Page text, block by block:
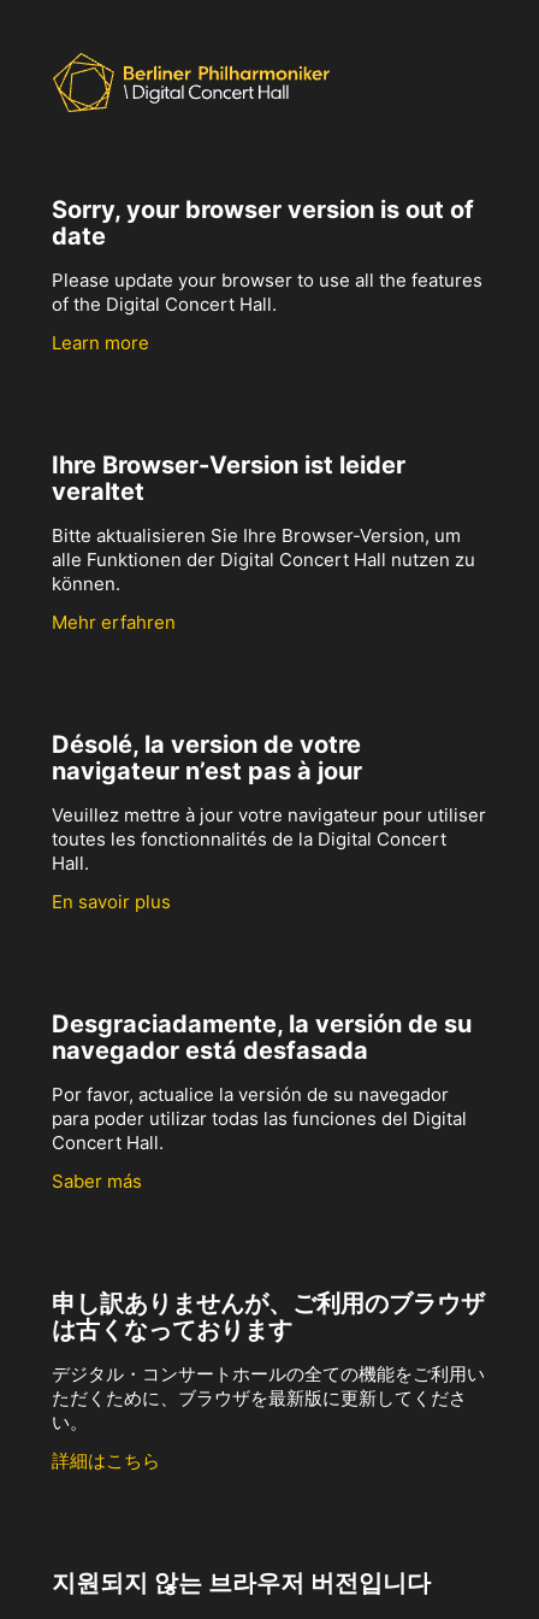
Sorry, your browser version is out of
date
Please update your browser to use all the features
of the Digital Concert Hall.
Learn more
Ihre Browser-Version ist leider
veraltet
Bitte aktualisieren Sie Ihre Browser-Version, um
alle Funktionen der Digital Concert Hall nutzen zu
können.
Mehr erfahren
Désolé, la version de votre
navigateur n’est pas à jour
Veuillez mettre à jour votre navigateur pour utiliser
toutes les fonctionnalités de la Digital Concert
Hall.
En savoir plus
Desgraciadamente, la versión de su
navegador está desfasada
Por favor, actualice la versión de su navegador
para poder utilizar todas las funciones del Digital
Concert Hall.
Saber más
申し訳ありませんが、ご利用のブラウザ
は古くなっております
デジタル・コンサートホールの全ての機能をご利用い
ただくために、ブラウザを最新版に更新してくださ
い。
詳細はこちら
지원되지 않는 브라우저 버전입니다